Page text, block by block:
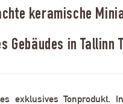
keramische
Gebäudes in Tallinn
exklusives Tonprodukt.